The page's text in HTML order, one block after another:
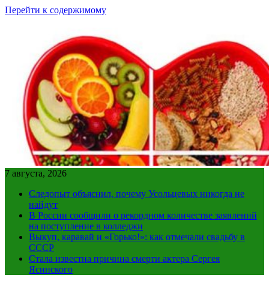
Перейти к содержимому
7 августа, 2026
Следопыт объяснил, почему Усольцевых никогда не
найдут
В России сообщили о рекордном количестве заявлений
на поступление в колледжи
Выкуп, каравай и «Горько!»: как отмечали свадьбу в
СССР
Стала известна причина смерти актера Сергея
Ясинского